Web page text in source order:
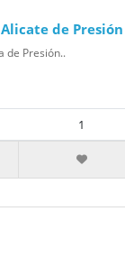
de
de Presión..